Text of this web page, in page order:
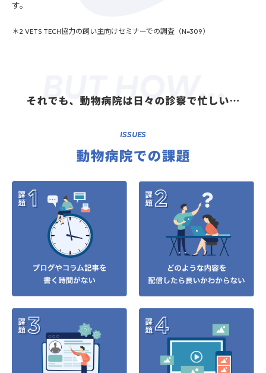
す。
＊2 VETS TECH協力の飼い主向けセミナーでの調査（N=309）
BUT HOW…
それでも、動物病院は日々の診察で忙しい…
ISSUES
動物病院での課題